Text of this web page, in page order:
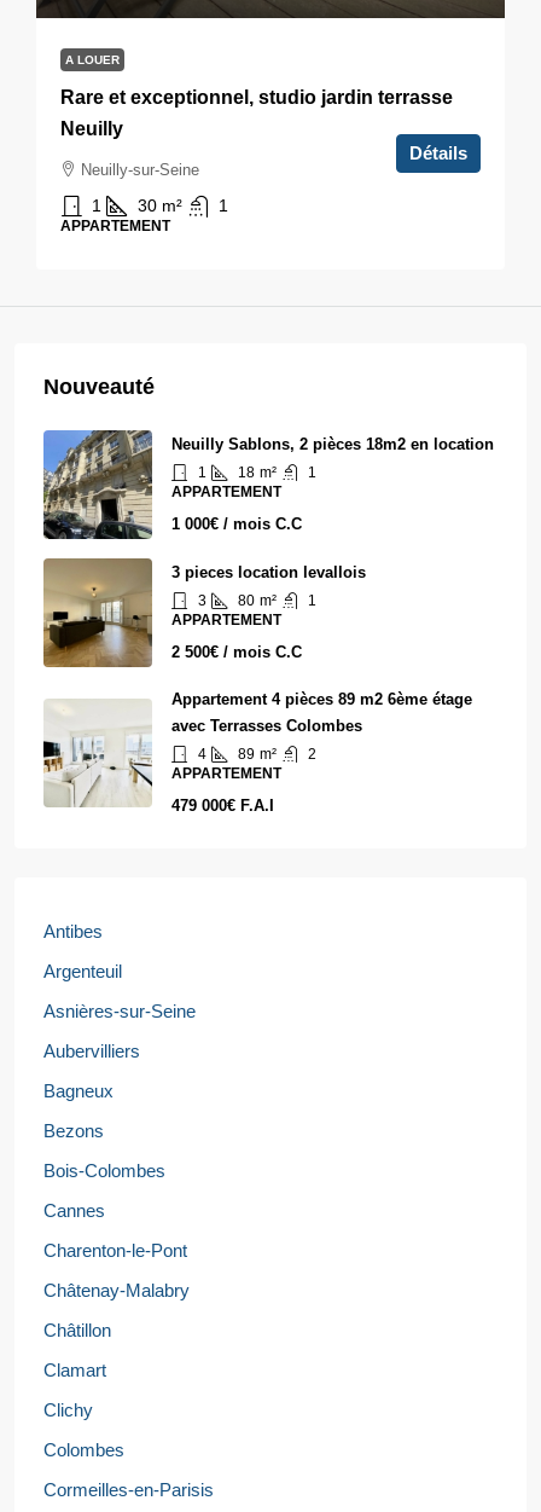
A LOUER
Rare et exceptionnel, studio jardin terrasse
Neuilly
Neuilly-sur-Seine
1 30 m² 1
APPARTEMENT
Détails
Nouveauté
Neuilly Sablons, 2 pièces 18m2 en location
1 18 m²
1
APPARTEMENT
1 000€ / mois C.C
3 pieces location levallois
3 80 m²
1
APPARTEMENT
2 500€ / mois C.C
Appartement 4 pièces 89 m2 6ème étage
avec Terrasses Colombes
4 89 m²
2
APPARTEMENT
479 000€ F.A.I
Antibes
Argenteuil
Asnières-sur-Seine
Aubervilliers
Bagneux
Bezons
Bois-Colombes
Cannes
Charenton-le-Pont
Châtenay-Malabry
Châtillon
Clamart
Clichy
Colombes
Cormeilles-en-Parisis